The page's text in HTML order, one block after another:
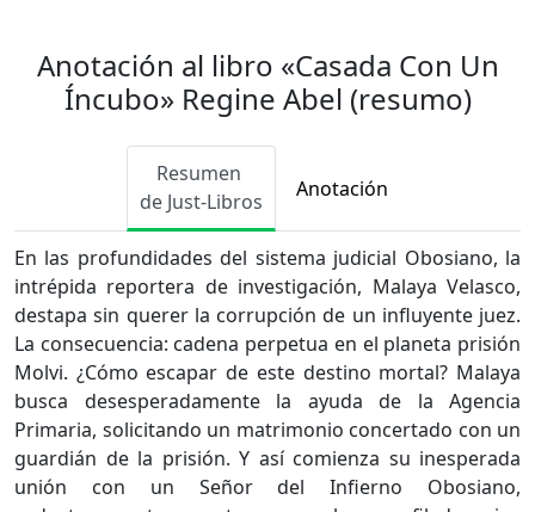
Anotación al libro «Casada Con Un
Íncubo» Regine Abel (resumo)
Resumen
de Just-Libros
Anotación
En las profundidades del sistema judicial Obosiano, la
intrépida reportera de investigación, Malaya Velasco,
destapa sin querer la corrupción de un influyente juez.
La consecuencia: cadena perpetua en el planeta prisión
Molvi. ¿Cómo escapar de este destino mortal? Malaya
busca desesperadamente la ayuda de la Agencia
Primaria, solicitando un matrimonio concertado con un
guardián de la prisión. Y así comienza su inesperada
unión con un Señor del Infierno Obosiano,